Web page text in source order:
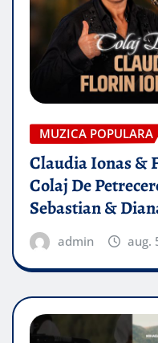
MUZICA POPULARA
Claudia Ionas &
Colaj De
Sebastian &
admin aug.